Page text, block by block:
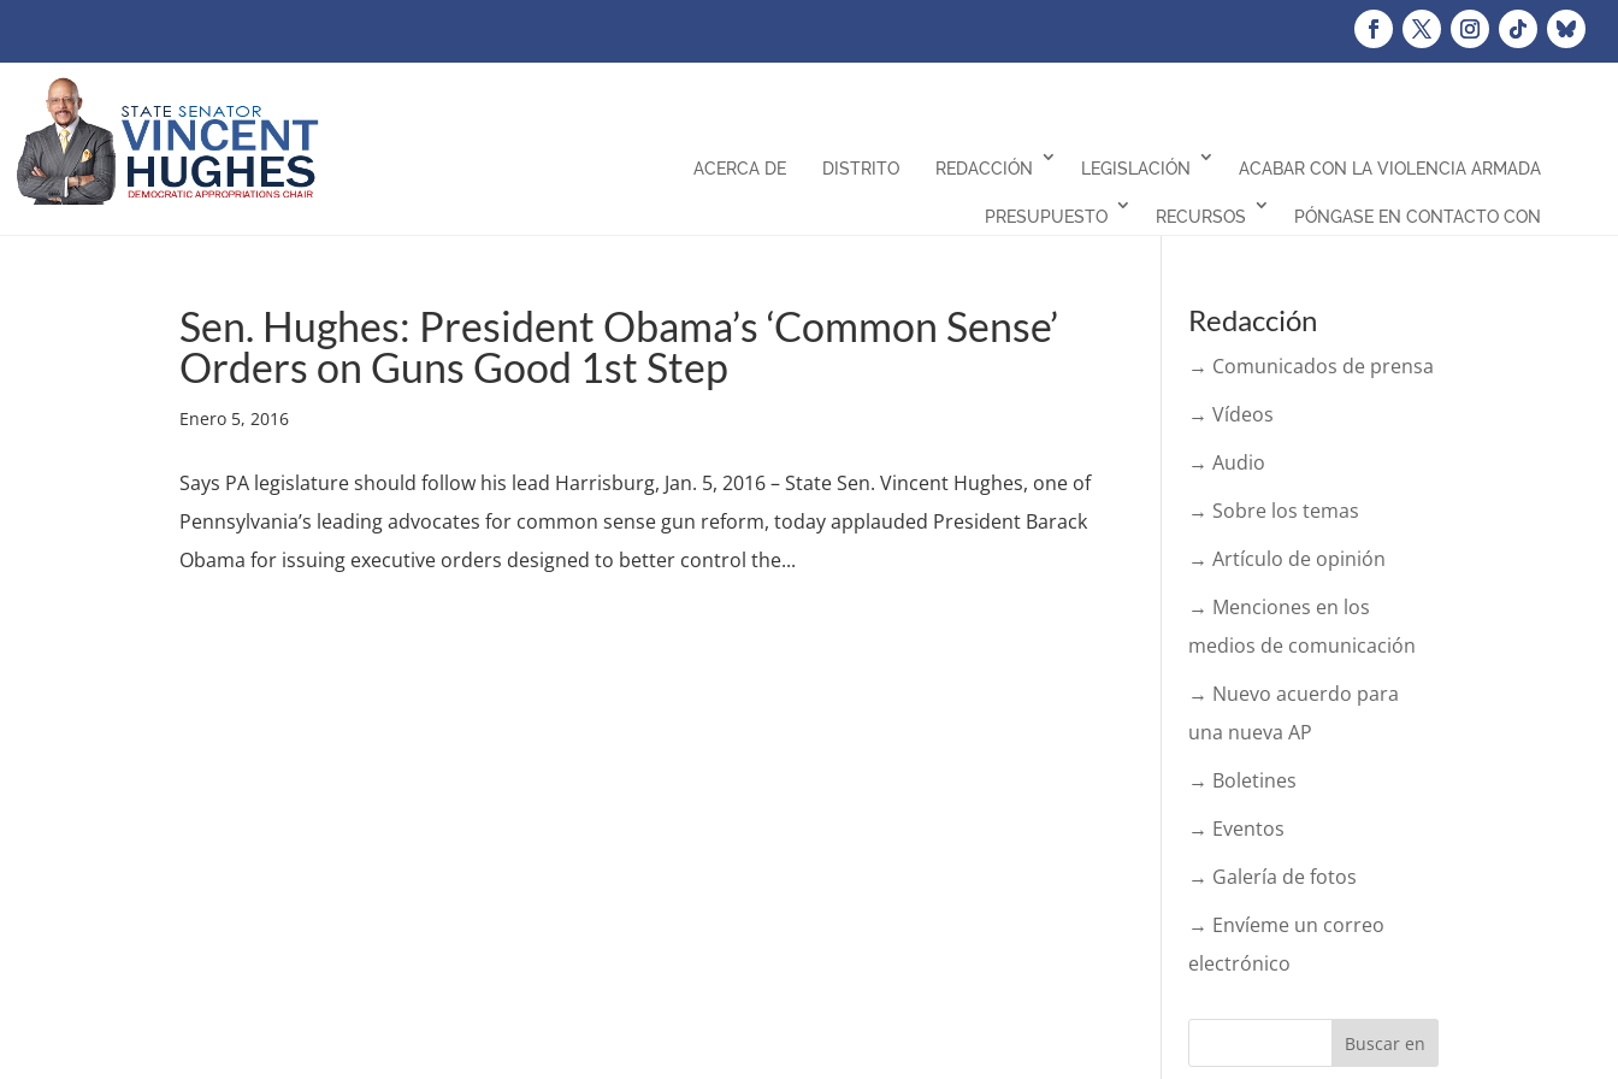
ACERCA DE DISTRITO REDACCIÓN LEGISLACIÓN ACABAR CON LA VIOLENCIA ARMADA
PRESUPUESTO RECURSOS PÓNGASE EN CONTACTO CON
Sen. Hughes: President Obama’s ‘Common Sense’
Orders on Guns Good 1st Step
Enero 5, 2016
Says PA legislature should follow his lead Harrisburg, Jan. 5, 2016 – State Sen. Vincent Hughes, one of
Pennsylvania’s leading advocates for common sense gun reform, today applauded President Barack
Obama for issuing executive orders designed to better control the...
Redacción
→ Comunicados de prensa
→ Vídeos
→ Audio
→ Sobre los temas
→ Artículo de opinión
→ Menciones en los
medios de comunicación
→ Nuevo acuerdo para
una nueva AP
→ Boletines
→ Eventos
→ Galería de fotos
→ Envíeme un correo
electrónico